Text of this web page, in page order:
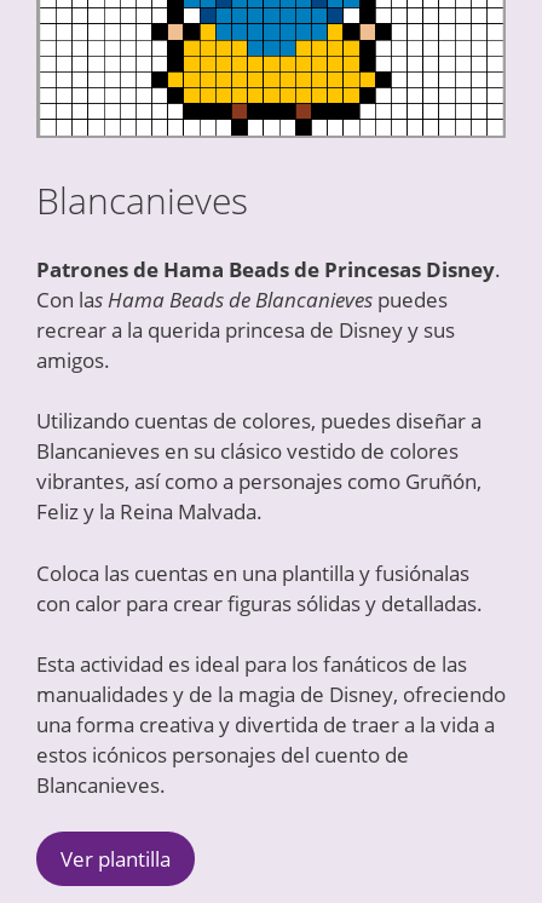
Blancanieves
Patrones de Hama Beads de Princesas Disney.
Con las Hama Beads de Blancanieves puedes
recrear a la querida princesa de Disney y sus
amigos.
Utilizando cuentas de colores, puedes diseñar a
Blancanieves en su clásico vestido de colores
vibrantes, así como a personajes como Gruñón,
Feliz y la Reina Malvada.
Coloca las cuentas en una plantilla y fusiónalas
con calor para crear figuras sólidas y detalladas.
Esta actividad es ideal para los fanáticos de las
manualidades y de la magia de Disney, ofreciendo
una forma creativa y divertida de traer a la vida a
estos icónicos personajes del cuento de
Blancanieves.
Ver plantilla